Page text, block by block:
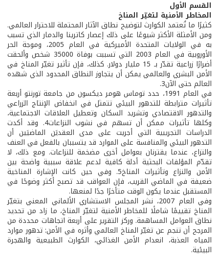
القسم الأول
المخاطر الأمنية لتغيّر المناخ
كثيرًا ما تُعتمد الكوارث لتوضيح نطاق الآثار المحتملة للاحترار العالمي.
ومن الأمثلة الأكثر شيوعًا على ذلك إعصار كاترينا والدمار الذي تسبب
به في الولايات المتحدة الأميركية في العام 2005، وموجة الحر
الأوروبية في العام 2003 التي تسببت بوفاة 35000 شخص وألحقت
أضرارًا زراعية تقدّر بـ 15 مليار دولار. كذلك، فإن تأثير تغيّر المناخ في
الأمن البشري والعالمي يمكن أن يتجاوز النطاق المحدود الذي شهده
العالم حتى الآن3.
في العام 1991، حدد توماس هومر ديكسون من جامعة تورنتو أربعة
تأثيرات مترابطة للتدهور البيئي تتمثل في انخفاض الإنتاج الزراعي
والتدهور الاقتصادي وتشريد السكان وتعطيل العلاقات الاجتماعية،
وكلها تأثيرات ممكن أن تسهم في نشوب النزاعات4. وقد أكدت
الدراسات التجريبية التي أجريت على مدى العقديَن الماضيَين أن
التدهور البيئي والمنافسة على الموارد قد يتسببان بالفعل في العنف
والنزاع، عندما يقترنان بعوامل أخرى مضخمة للنزاعات. ومع ذلك، لا
تقدّم المؤلفات البحثية أدلة كافية لدعم علاقة سببية واضحة بين
الأمن والنزاع وتأثيرات المناخ5. وفي حين كانت الإشارة المناخية
ضعيفة في الماضي القريب، فإن العواقب قد تصبح أكثر وضوحًا في
المستقبل عندما يكون الوقت متأخرًا جدًا لمنعها.
وفي العام 2007، نشر المجلس الاستشاري الألماني المعني بتغيّر
المناخ تقييمًا شاملًا للمخاطر الأمنية لتغيّر المناخ، ما زاد من تحديد
نطاق العوامل المساهمة. وركز التقرير على أربعة اتجاهات محددة من
المرجح أن تنجم عن تغيّر المناخ العالمي وأثره في الأمن: تدهور موارد
المياه العذبة، انعدام الأمن الغذائي، الكوارث الطبيعية والهجرة
البيئية.